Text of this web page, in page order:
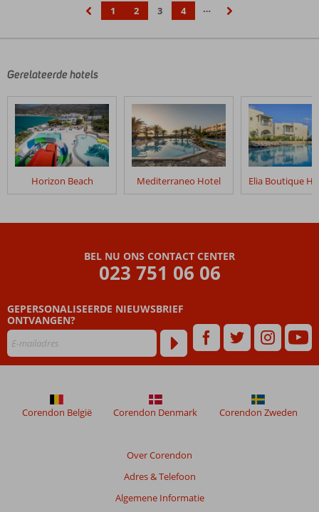
1 2 3 4
…
Gerelateerde hotels
Horizon Beach Mediterraneo Hotel
BEL NU ONS CONTACT CENTER
023 751 06 06
GEPERSONALISEERDE NIEUWSBRIEF
ONTVANGEN?
Over Corendon
Adres & Telefoon
Algemene Informatie
Corendon België Corendon Denmark Corendon Zweden